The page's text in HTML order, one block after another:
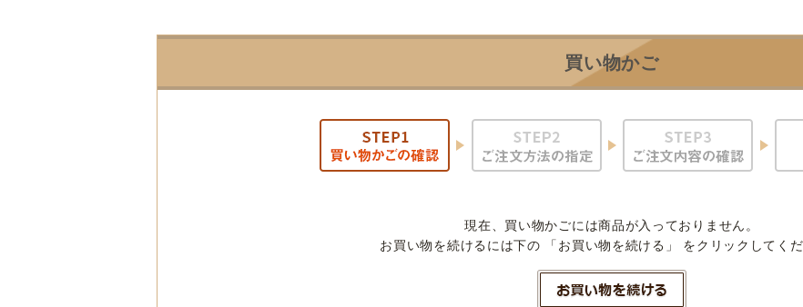
買い物かご
現在、買い物かごには商品が入っておりません。
お買い物を続けるには下の 「お買い物を続ける」 をクリックしてくだ